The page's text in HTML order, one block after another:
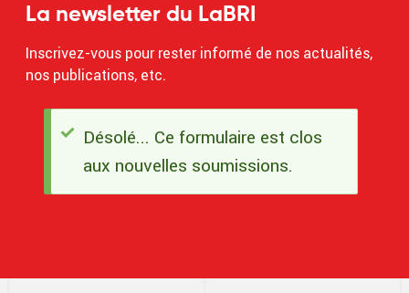
La newsletter du LaBRI
Inscrivez-vous pour rester informé de nos actualités,
nos publications, etc.
Message
d'état
Désolé... Ce formulaire est clos
aux nouvelles soumissions.